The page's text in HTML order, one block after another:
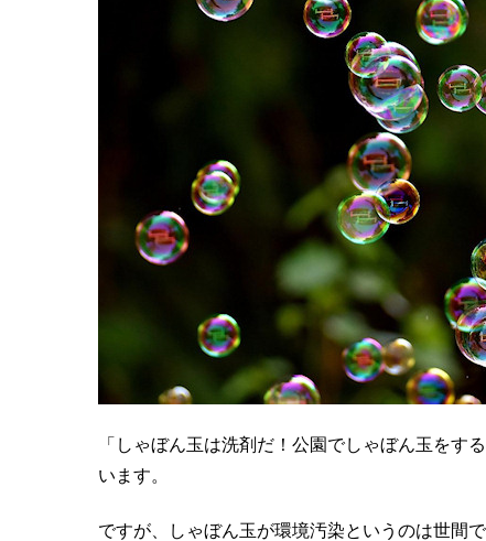
「しゃぼん玉は洗剤だ！公園でしゃぼん玉をす
います。
ですが、しゃぼん玉が環境汚染というのは世間